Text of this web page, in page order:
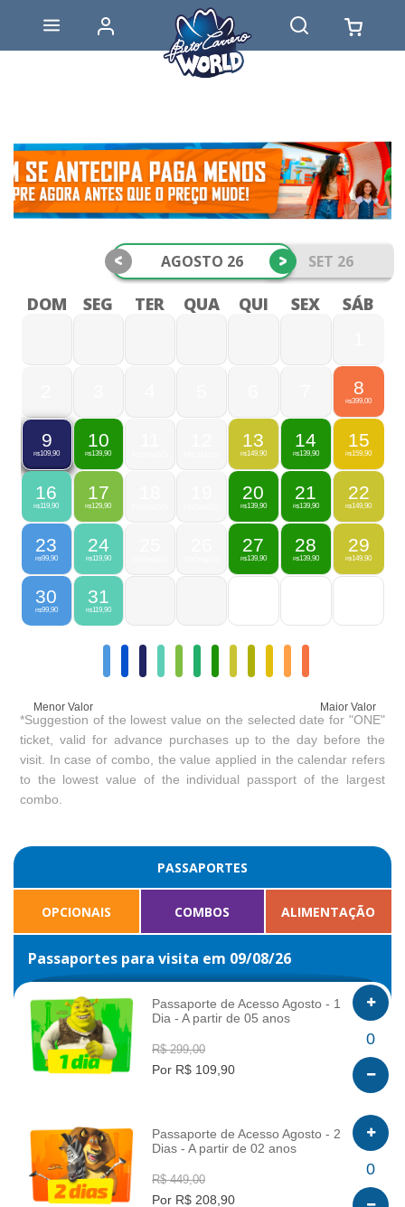
AGOSTO 26 SET 26
< >
DOM SEG TER QUA QUI SEX SÁB
8
R$399,00
9
R$109,90
10
R$139,90
13
R$149,90
14
R$139,90
15
R$159,90
16
R$119,90
17
R$129,90
20
R$139,90
21
R$139,90
22
R$149,90
23
R$99,90
24
R$119,90
27
R$139,90
28
R$139,90
29
R$149,90
30
R$99,90
31
R$119,90
Menor Valor Maior Valor
*Suggestion of the lowest value on the selected date for "ONE"
ticket, valid for advance purchases up to the day before the
visit. In case of combo, the value applied in the calendar refers
to the lowest value of the individual passport of the largest
combo.
PASSAPORTES
OPCIONAIS COMBOS ALIMENTAÇÃO
Passaportes para visita em 09/08/26
INFO
Passaporte de Acesso Agosto - 1
Dia - A partir de 05 anos
R$ 299,00
Por R$ 109,90
0
INFO
Passaporte de Acesso Agosto - 2
Dias - A partir de 02 anos
R$ 449,00
Por R$ 208,90
0